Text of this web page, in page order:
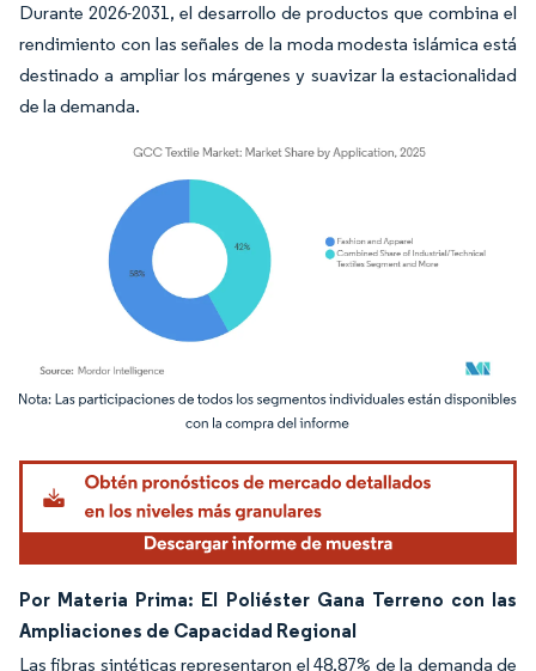
Durante 2026-2031, el desarrollo de productos que combina el
rendimiento con las señales de la moda modesta islámica está
destinado a ampliar los márgenes y suavizar la estacionalidad
de la demanda.
Imagen © Mordor Intelligence. El uso requiere atribución según CC BY 4.0.
Por Materia Prima: El Poliéster Gana Terreno con las
Ampliaciones de Capacidad Regional
Las fibras sintéticas representaron el 48,87% de la demanda de